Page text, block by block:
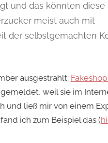
und das könnten diese
meist auch mit
der selbstgemachten
ausgestrahlt:
weil sie im
und ließ mir von einem
ich zum Beispiel das (